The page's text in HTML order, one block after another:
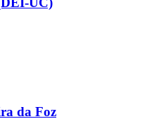
da Foz